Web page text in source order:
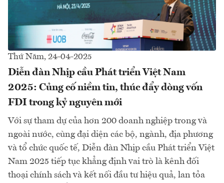
Thứ Năm, 24-04-2025
Diễn đàn Nhịp cầu Phát triển Việt Nam
2025: Củng cố niềm tin, thúc đẩy dòng vốn
FDI trong kỷ nguyên mới​
Với sự tham dự của hơn 200 doanh nghiệp trong và
ngoài nước, cùng đại diện các bộ, ngành, địa phương
và tổ chức quốc tế, Diễn đàn Nhịp cầu Phát triển Việt
Nam 2025 tiếp tục khẳng định vai trò là kênh đối
thoại chính sách và kết nối đầu tư hiệu quả, lan tỏa